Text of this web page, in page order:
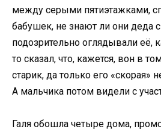
между серыми пятиэтажками,
бабушек, не знают ли они деда
подозрительно оглядывали её,
то сказал, что, кажется, вон в
старик, да только его «скорая»
А мальчика потом видели с
Галя обошла четыре дома,